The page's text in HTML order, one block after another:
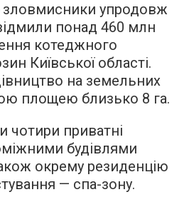
зловмисники упродовж
понад 460 млн
котеджного
Київської області.
на земельних
площею близько 8 га.
чотири приватні
будівлями
окрему резиденцію
— спа-зону.